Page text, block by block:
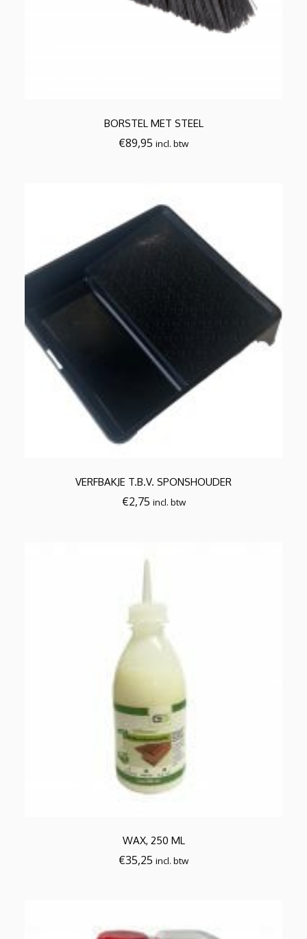
BORSTEL MET STEEL
€89,95 incl. btw
VERFBAKJE T.B.V. SPONSHOUDER
€2,75 incl. btw
WAX, 250 ML
€35,25 incl. btw